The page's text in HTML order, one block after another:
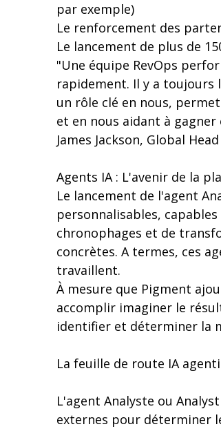
par exemple)
Le renforcement des
Le lancement de plus de
"Une équipe RevOps
rapidement. Il y a toujours
un rôle clé en nous,
et en nous aidant à gagner
James Jackson, Global
Agents IA : L'avenir de la
Le lancement de l'agent
personnalisables,
chronophages et de
concrètes. A termes, ces
travaillent.
À mesure que Pigment
accomplir imaginer le
identifier et déterminer la
La feuille de route IA
L'agent Analyste ou
externes pour déterminer